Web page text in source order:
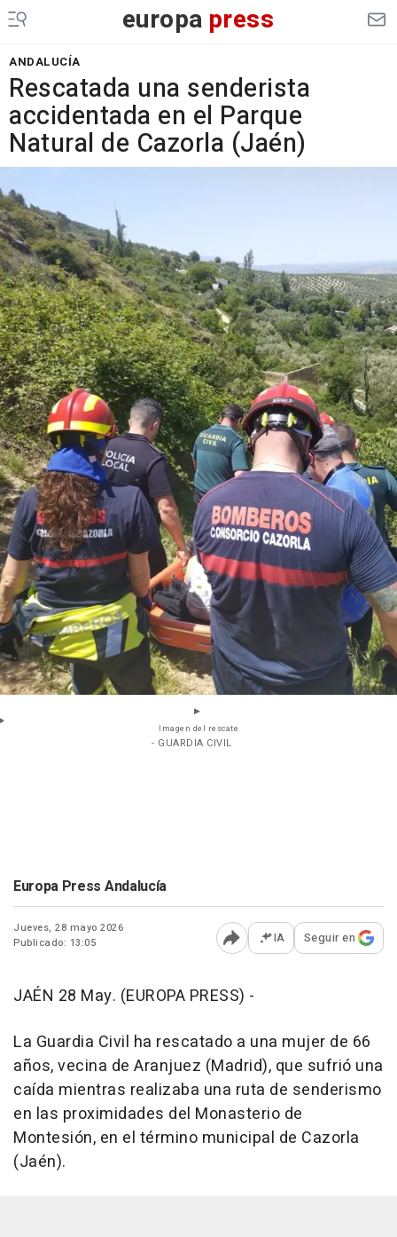
europa press
ANDALUCÍA
Rescatada una senderista
accidentada en el Parque
Natural de Cazorla (Jaén)
Imagen del rescate
- GUARDIA CIVIL
Europa Press Andalucía
Jueves, 28 mayo 2026
Publicado: 13:05
Abrir opciones para
IA Seguir en
JAÉN 28 May. (EUROPA PRESS) -
La Guardia Civil ha rescatado a una mujer de 66
años, vecina de Aranjuez (Madrid), que sufrió una
caída mientras realizaba una ruta de senderismo
en las proximidades del Monasterio de
Montesión, en el término municipal de Cazorla
(Jaén).